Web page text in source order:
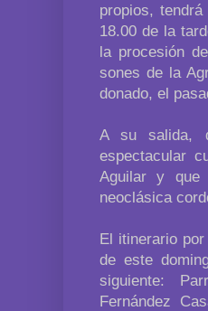
propios,
18.00 de la
la procesión
sones de la
donado, el
A su salida,
espectacular
Aguilar y que
neoclásica
El itinerario
de este
siguiente:
Fernández